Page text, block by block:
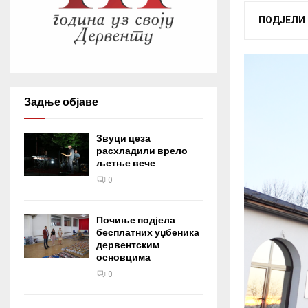
ПОДЈЕЛИ
Задње објаве
Звуци цеза
расхладили врело
љетње вече
0
Почиње подјела
бесплатних уџбеника
дервентским
основцима
0